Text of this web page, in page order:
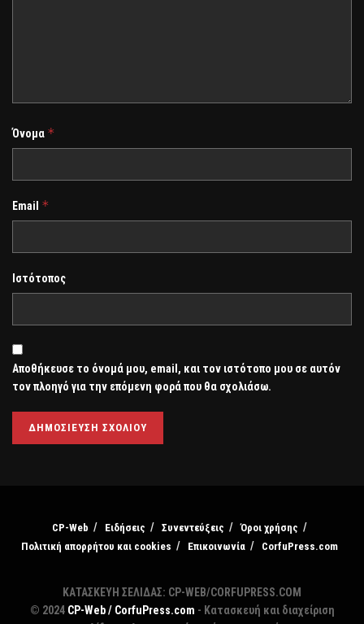
Όνομα *
Email *
Ιστότοπος
Αποθήκευσε το όνομά μου, email, και τον ιστότοπο μου σε αυτόν
τον πλοηγό για την επόμενη φορά που θα σχολιάσω.
CP-Web Ειδήσεις Συνεντεύξεις
Όροι χρήσης
Πολιτική απορρήτου και cookies
Επικοινωνία CorfuPress.com
ΚΑΤΑΣΚΕΥΗ ΣΕΛΙΔΑΣ: CP-WEB/CORFUPRESS.COM
© 2024 CP-Web / CorfuPress.com - Κατασκευή και διαχείριση